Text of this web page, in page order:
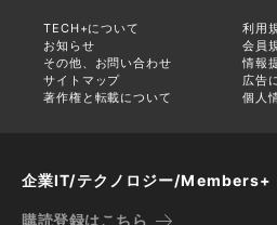
TECH+について
利用
お知らせ
会員
その他、お問い合わせ
情報
サイトマップ
広告
著作権と転載について
個人
企業IT/テクノロジー/Members+
購読登録はこちら